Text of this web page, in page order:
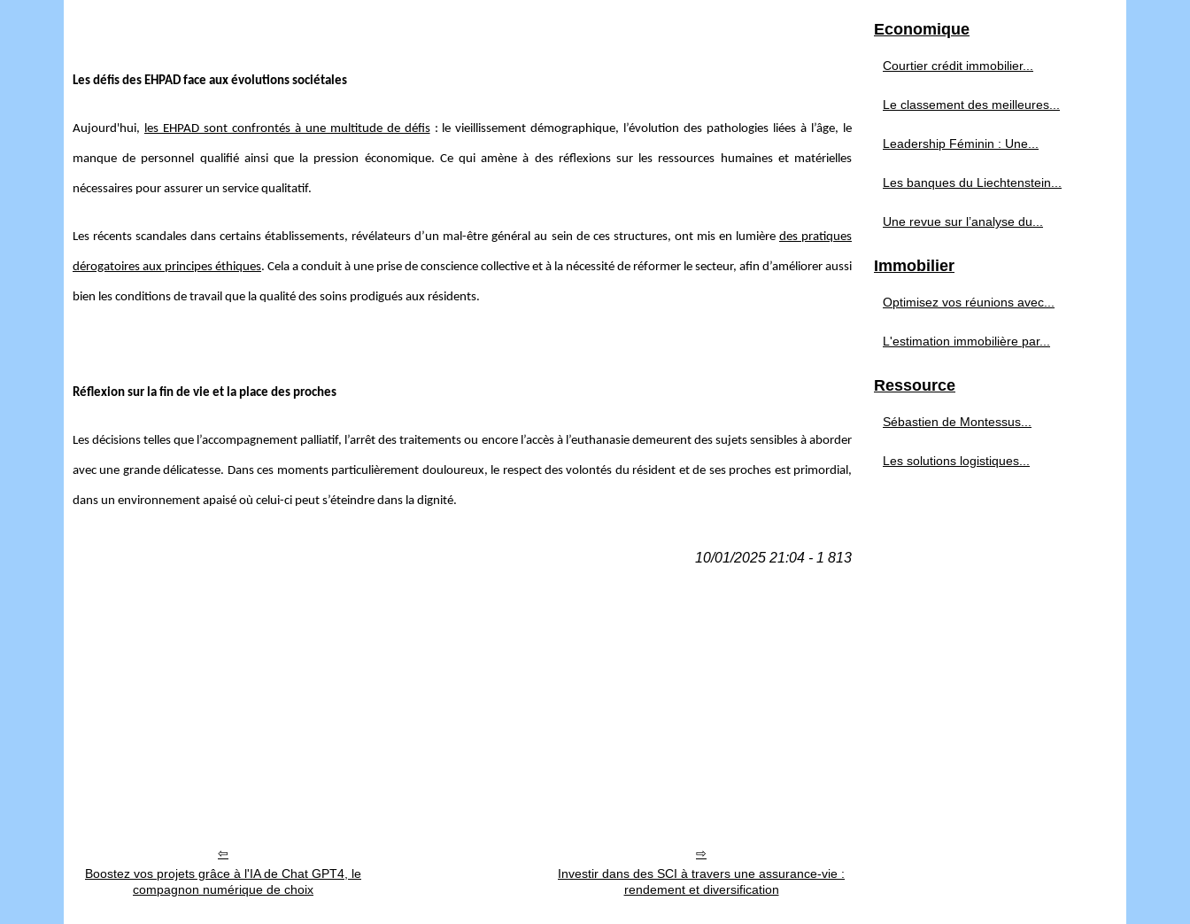
Les défis des EHPAD face aux évolutions sociétales
Aujourd'hui, les EHPAD sont confrontés à une multitude de défis: le vieillissement démographique, l’évolution des pathologies liées à l’âge, le
manque de personnel qualifié ainsi que la pression économique. Ce qui amène à des réflexions sur les ressources humaines et matérielles
nécessaires pour assurer un service qualitatif.
Les récents scandales dans certains établissements, révélateurs d’un mal-être général au sein de ces structures, ont mis en lumière des pratiques
dérogatoires aux principes éthiques. Cela a conduit à une prise de conscience collective et à la nécessité de réformer le secteur, afin d’améliorer aussi
bien les conditions de travail que la qualité des soins prodigués aux résidents.
Réflexion sur la fin de vie et la place des proches
Les décisions telles que l’accompagnement palliatif, l’arrêt des traitements ou encore l’accès à l’euthanasie demeurent des sujets sensibles à aborder
avec une grande délicatesse. Dans ces moments particulièrement douloureux, le respect des volontés du résident et de ses proches est primordial,
dans un environnement apaisé où celui-ci peut s’éteindre dans la dignité.
10/01/2025 21:04 - 1 813
Boostez vos projets grâce à l'IA de Chat GPT4, le
compagnon numérique de choix
Investir dans des SCI à travers une assurance-vie :
rendement et diversification
Economique
Courtier crédit immobilier...
Le classement des meilleures...
Leadership Féminin : Une...
Les banques du Liechtenstein...
Une revue sur l’analyse du...
Immobilier
Optimisez vos réunions avec...
L'estimation immobilière par...
Ressource
Sébastien de Montessus...
Les solutions logistiques...